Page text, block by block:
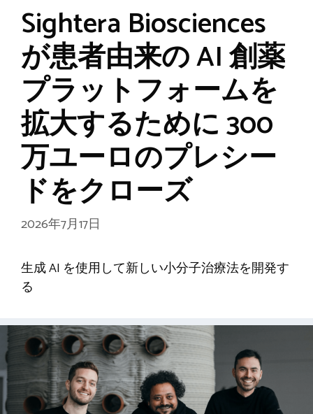
Sightera Biosciences
が患者由来の AI 創薬
プラットフォームを
拡大するために 300
万ユーロのプレシー
ドをクローズ
2026年7月17日
生成 AI を使用して新しい小分子治療法を開発す
る